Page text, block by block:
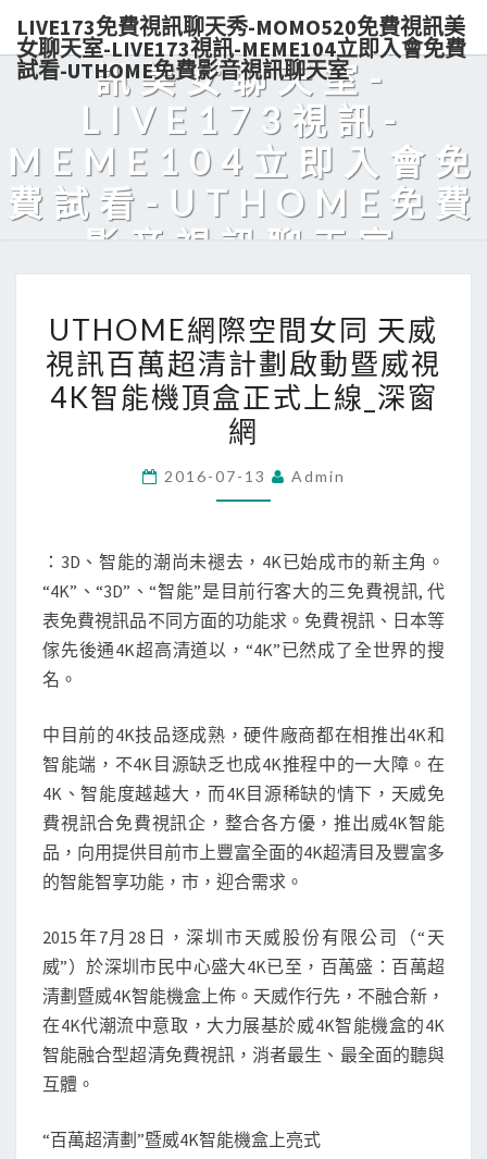
LIVE173免費視訊聊天秀-MOMO520免費視訊美
女聊天室-LIVE173視訊-MEME104立即入會免費
試看-UTHOME免費影音視訊聊天室
秀-MOMO520免費視
訊美女聊天室-
LIVE173視訊-
MEME104立即入會免
費試看-UTHOME免費
影音視訊聊天室
網
際
空
間
女
同
視
訊
百
萬
計
劃
啟
動
暨
威
4K
智
能
機
頂
正
UTHOME網際空間女同 天威
視訊百萬超清計劃啟動暨威視
4K智能機頂盒正式上線_深窗
網
2016-07-13 Admin
：3D、智能的潮尚未褪去，4K已始成市的新主角。
“4K”、“3D”、“智能”是目前行客大的三免費視訊, 代
表免費視訊品不同方面的功能求。免費視訊、日本等
傢先後通4K超高清道以，“4K”已然成了全世界的搜
名。
中目前的4K技品逐成熟，硬件廠商都在相推出4K和
智能端，不4K目源缺乏也成4K推程中的一大障。在
4K、智能度越越大，而4K目源稀缺的情下，天威免
費視訊合免費視訊企，整合各方優，推出威4K智能
品，向用提供目前市上豐富全面的4K超清目及豐富多
的智能智享功能，市，迎合需求。
2015年7月28日，深圳市天威股份有限公司（“天
威”）於深圳市民中心盛大4K已至，百萬盛：百萬超
清劃暨威4K智能機盒上佈。天威作行先，不融合新，
在4K代潮流中意取，大力展基於威4K智能機盒的4K
智能融合型超清免費視訊，消者最生、最全面的聽與
互體。
“百萬超清劃”暨威4K智能機盒上亮式